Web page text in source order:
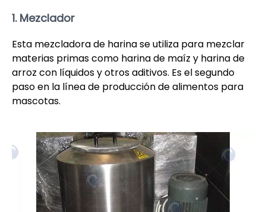
1. Mezclador
Esta mezcladora de harina se utiliza para mezclar
materias primas como harina de maíz y harina de
arroz con líquidos y otros aditivos. Es el segundo
paso en la línea de producción de alimentos para
mascotas.